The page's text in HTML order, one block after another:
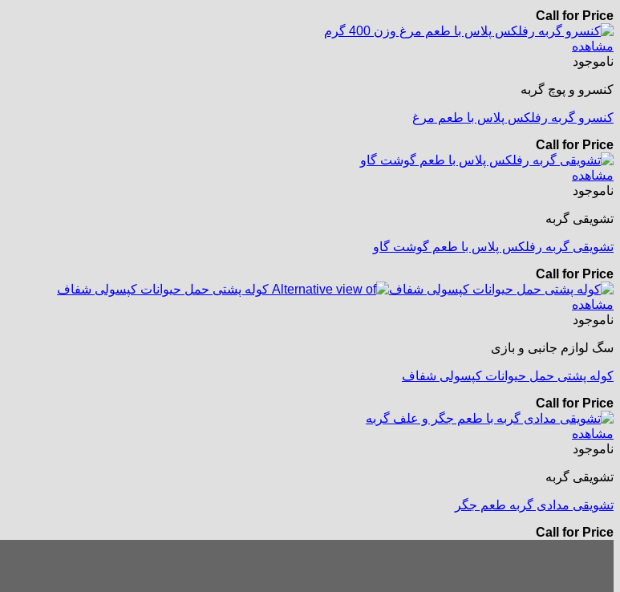
Call for Price
مشاهده
ناموجود
کنسرو و پوچ گربه
کنسرو گربه رفلکس پلاس با طعم مرغ
Call for Price
مشاهده
ناموجود
تشویقی گربه
تشویقی گربه رفلکس پلاس با طعم گوشت گاو
Call for Price
مشاهده
ناموجود
سگ لوازم جانبی و بازی
کوله پشتی حمل حیوانات کپسولی شفاف
Call for Price
مشاهده
ناموجود
تشویقی گربه
تشویقی مدادی گربه طعم جگر
Call for Price